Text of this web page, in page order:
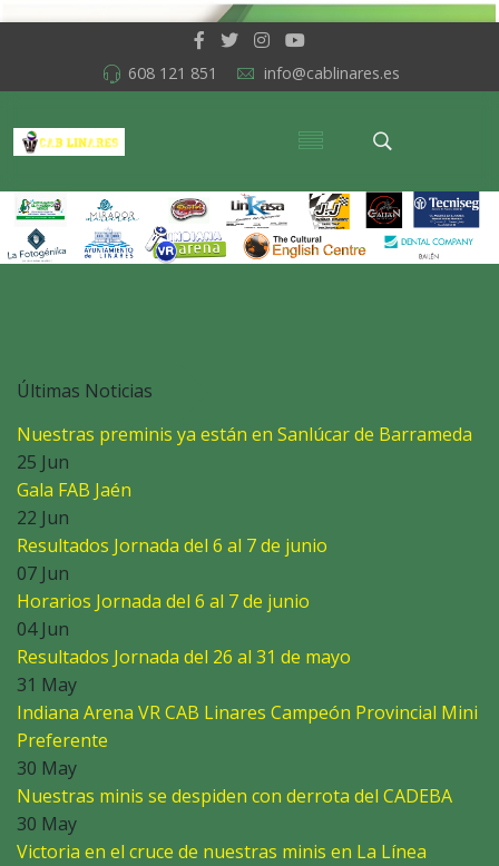
608 121 851 info@cablinares.es
Últimas Noticias
Nuestras preminis ya están en Sanlúcar de Barrameda
25 Jun
Gala FAB Jaén
22 Jun
Resultados Jornada del 6 al 7 de junio
07 Jun
Horarios Jornada del 6 al 7 de junio
04 Jun
Resultados Jornada del 26 al 31 de mayo
31 May
Indiana Arena VR CAB Linares Campeón Provincial Mini
Preferente
30 May
Nuestras minis se despiden con derrota del CADEBA
30 May
Victoria en el cruce de nuestras minis en La Línea